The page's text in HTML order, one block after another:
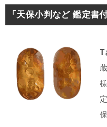
「天保小判など 鑑定書
T